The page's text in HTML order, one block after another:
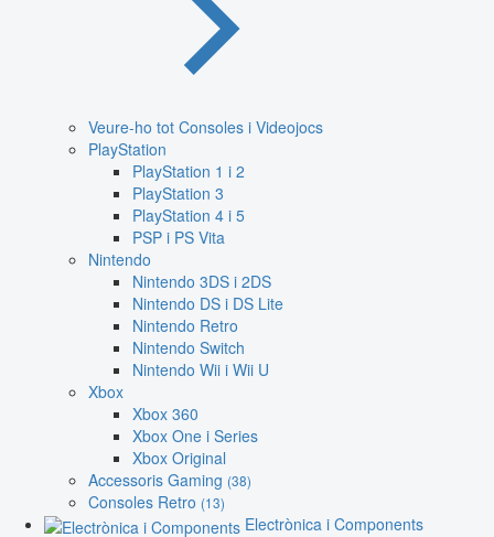
Veure-ho tot Consoles i Videojocs
PlayStation
PlayStation 1 i 2
PlayStation 3
PlayStation 4 i 5
PSP i PS Vita
Nintendo
Nintendo 3DS i 2DS
Nintendo DS i DS Lite
Nintendo Retro
Nintendo Switch
Nintendo Wii i Wii U
Xbox
Xbox 360
Xbox One i Series
Xbox Original
Accessoris Gaming (38)
Consoles Retro (13)
Electrònica i Components